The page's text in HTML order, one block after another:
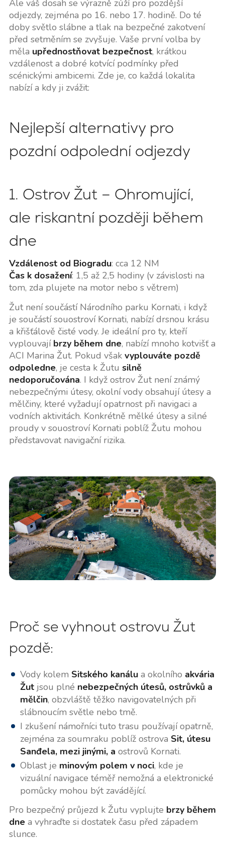
Ale váš dosah se výrazně zúží pro pozdější
odjezdy, zejména po 16. nebo 17. hodině. Do té
doby světlo slábne a tlak na bezpečné zakotvení
před setměním se zvyšuje. Vaše první volba by
měla upřednostňovat bezpečnost, krátkou
vzdálenost a dobré kotvící podmínky před
scénickými ambicemi. Zde je, co každá lokalita
nabízí a kdy ji zvážit:
Nejlepší alternativy pro
pozdní odpolední odjezdy
1. Ostrov Žut – Ohromující,
ale riskantní později během
dne
Vzdálenost od Biogradu: cca 12 NM
Čas k dosažení: 1,5 až 2,5 hodiny (v závislosti na
tom, zda plujete na motor nebo s větrem)
Žut není součástí Národního parku Kornati, i když
je součástí souostroví Kornati, nabízí drsnou krásu
a křišťálově čisté vody. Je ideální pro ty, kteří
vyplouvají brzy během dne, nabízí mnoho kotvišť a
ACI Marina Žut. Pokud však vyplouváte pozdě
odpoledne, je cesta k Žutu silně
nedoporučována. I když ostrov Žut není známý
nebezpečnými útesy, okolní vody obsahují útesy a
mělčiny, které vyžadují opatrnost při navigaci a
vodních aktivitách. Konkrétně mělké útesy a silné
proudy v souostroví Kornati poblíž Žutu mohou
představovat navigační rizika.
Proč se vyhnout ostrovu Žut
pozdě:
Vody kolem Sitského kanálua okolního akvária
Žutjsou plné nebezpečných útesů, ostrůvků a
mělčin, obzvláště těžko navigovatelných při
slábnoucím světle nebo tmě.
I zkušení námořníci tuto trasu používají opatrně,
zejména za soumraku poblíž ostrova Sit, útesu
Sanđela, mezi jinými, a ostrovů Kornati.
Oblast je minovým polem v noci, kde je
vizuální navigace téměř nemožná a elektronické
pomůcky mohou být zavádějící.
Pro bezpečný průjezd k Žutu vyplujte brzy během
dnea vyhraďte si dostatek času před západem
slunce.